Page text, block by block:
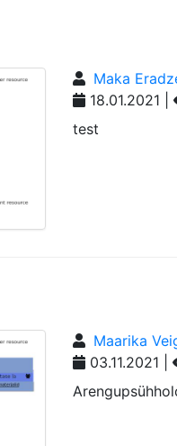
Maka
18.01.2021 |
test
Maarika
03.11.2021 |